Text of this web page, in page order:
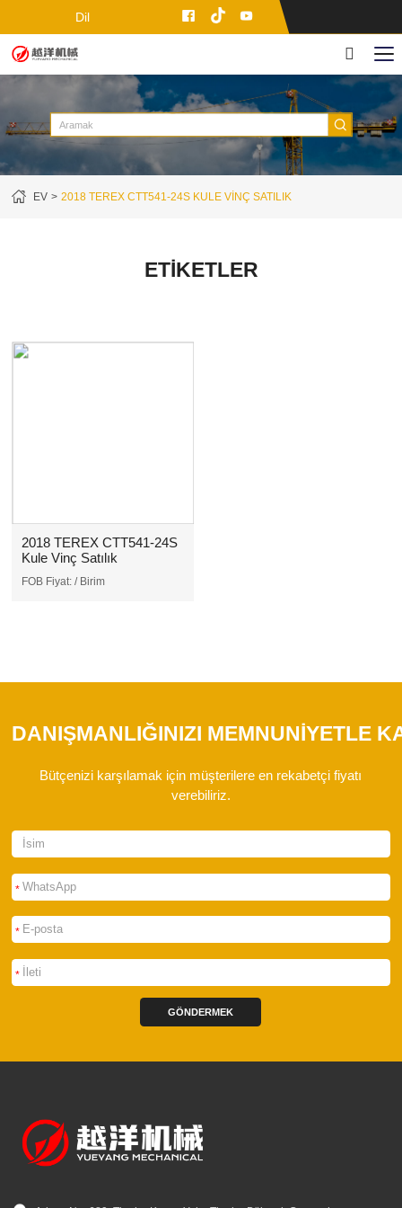
Dil
EV 2018 TEREX CTT541-24S KULE VINÇ SATILIK
ETIKETLER
2018 TEREX CTT541-24S
Kule Vinç Satılık
FOB Fiyat: / Birim
DANIŞMANLIĞINIZI MEMNUNIYETLE
Bütçenizi karşılamak için müşterilere en rekabetçi fiyatı
verebiliriz.
*
*
*
GÖNDERMEK